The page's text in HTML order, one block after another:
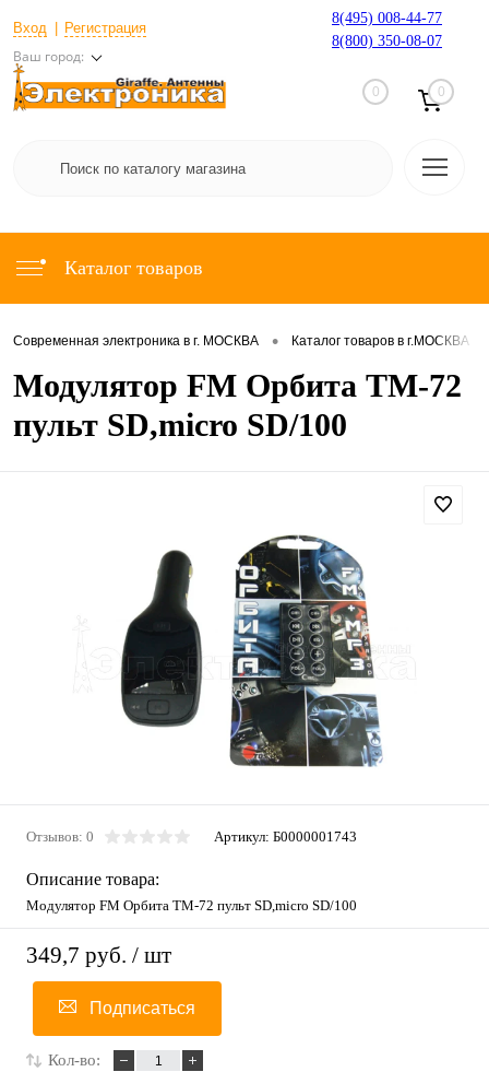
Вход Регистрация
Ваш город:
8(495) 008-44-77
8(800) 350-08-07
0 0
Каталог товаров
Современная электроника в г. МОСКВА • Каталог товаров в г.МОСКВА
Модулятор FM Орбита TM-72
пульт SD,micro SD/100
Отзывов: 0 Артикул: Б0000001743
Описание товара:
Модулятор FM Орбита TM-72 пульт SD,micro SD/100
349,7 руб. / шт
Подписаться
Кол-во: